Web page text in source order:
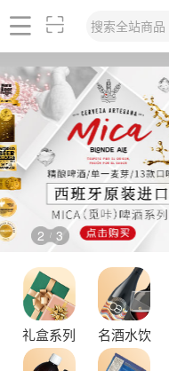
搜索全站商品
2 / 3
礼盒系列 名酒水饮
品味拉克索
舌尖上的塞